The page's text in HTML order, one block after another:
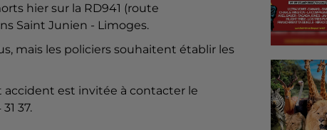
hier sur la RD941 (route
Saint Junien - Limoges.
mais les policiers souhaitent établir les
est invitée à contacter le
37.